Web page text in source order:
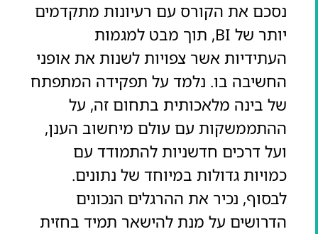
נסכם את הקורס עם רעיונות מתקדמים
יותר של BI, תוך מבט למגמות
העתידיות אשר צפויות לשנות את אופני
החשיבה בו. נלמד על תפקידה המתפתח
של בינה מלאכותית בתחום זה, על
ההתממשקות עם עולם מיחשוב הענן,
ועל דרכים חדשניות להתמודד עם
כמויות גדולות במיוחד של נתונים.
לבסוף, נכיר את ההרגלים הנכונים
הדרושים על מנת להישאר תמיד בחזית